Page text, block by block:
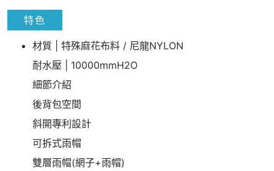
特色
材質 | 特殊麻花布料 / 尼龍NYLON
耐水壓 | 10000mmH2O
細節介紹
後背包空間
斜開專利設計
可拆式雨帽
雙層雨帽(網子+雨帽)